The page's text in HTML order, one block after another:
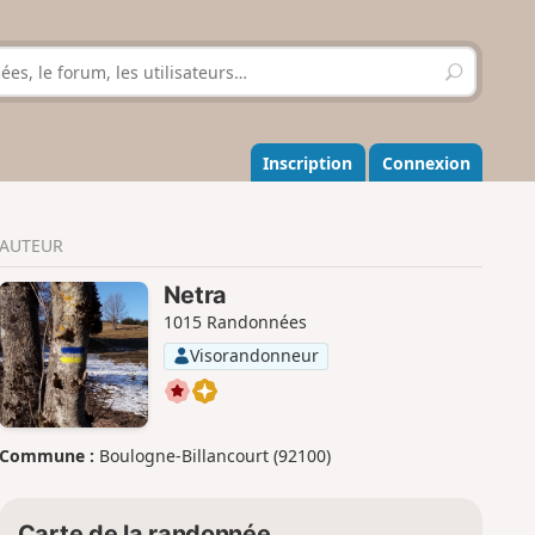
R
e
h
e
r
r
Inscription Connexion
AUTEUR
Netra
1015 Randonnées
Visorandonneur
Commune : Boulogne-Billancourt (92100)